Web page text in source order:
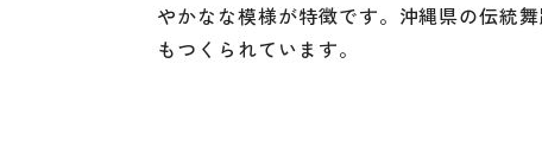
やかなな模様が特徴です。沖縄県の伝統
もつくられています。